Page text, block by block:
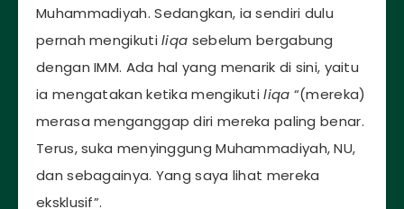
Muhammadiyah. Sedangkan, ia sendiri dulu
pernah mengikutiliqa sebelum bergabung
dengan IMM. Ada hal yang menarik di sini, yaitu
ia mengatakan ketika mengikutiliqa “(mereka)
merasa menganggap diri mereka paling benar.
Terus, suka menyinggung Muhammadiyah, NU,
dan sebagainya. Yang saya lihat mereka
eksklusif”.